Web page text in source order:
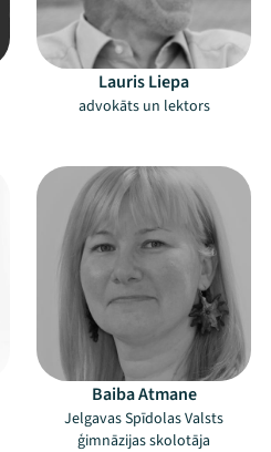
Lauris Liepa
advokāts un lektors
Baiba Atmane
Jelgavas Spīdolas Valsts
ģimnāzijas skolotāja